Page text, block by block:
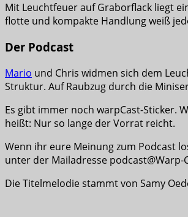
Mit Leuchtfeuer auf Graborflack liegt
flotte und kompakte Handlung weiß
Der Podcast
Mario und Chris widmen sich dem
Struktur. Auf Raubzug durch die
Es gibt immer noch warpCast-Sticker.
heißt: Nur so lange der Vorrat reicht.
Wenn ihr eure Meinung zum Podcast
unter der Mailadresse
Die Titelmelodie stammt von Samy